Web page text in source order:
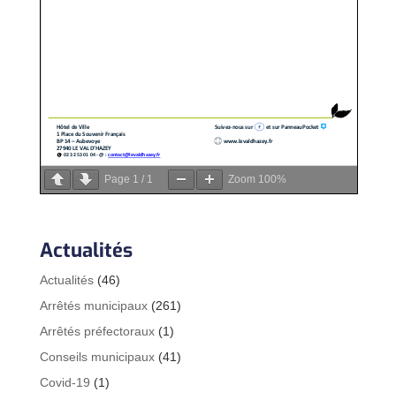
Page 1 / 1 Zoom 100%
Actualités
Actualités(46)
Arrêtés municipaux(261)
Arrêtés préfectoraux(1)
Conseils municipaux(41)
Covid-19 (1)